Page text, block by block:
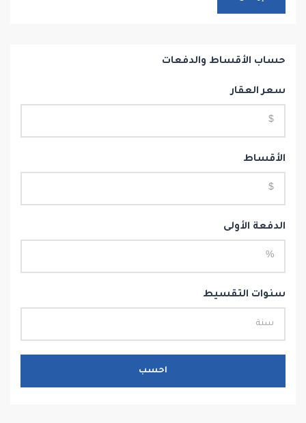
حساب الأقساط والدفعات
سعر العقار
الأقساط
الدفعة الأولى
سنوات التقسيط
احسب